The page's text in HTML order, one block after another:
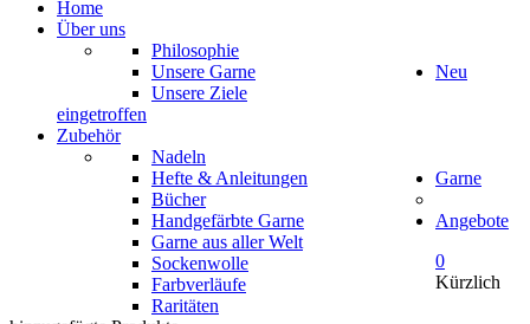
Home
Über uns
Philosophie
Unsere Garne
Unsere Ziele
Neu
eingetroffen
Zubehör
Nadeln
Hefte & Anleitungen
Bücher
Garne
Handgefärbte Garne
Garne aus aller Welt
Sockenwolle
Farbverläufe
Raritäten
Angebote
0
Kürzlich